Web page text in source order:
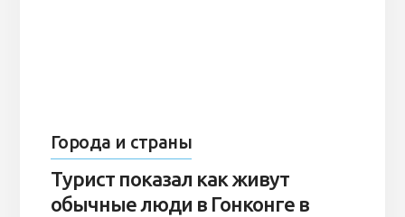
Города и страны
Турист показал как живут
обычные люди в Гонконге в